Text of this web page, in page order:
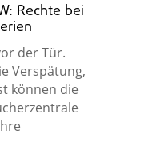
Rechte bei
der Tür.
Verspätung,
können die